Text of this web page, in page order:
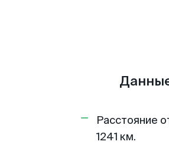
Расстояние
1241 км.